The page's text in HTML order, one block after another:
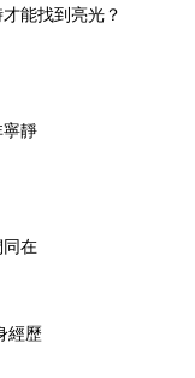
能找到亮光？
寧靜
同在
經歷